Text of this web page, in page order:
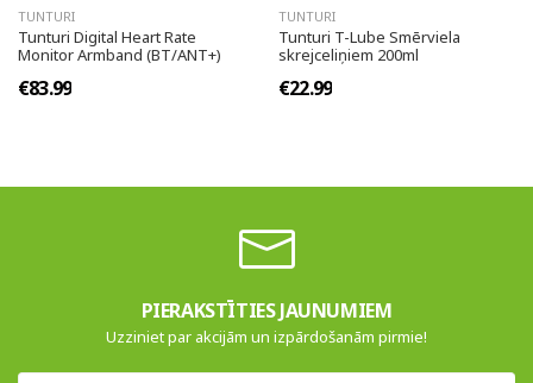
TUNTURI
Tunturi Digital Heart Rate
Monitor Armband (BT/ANT+)
€83.99
TUNTURI
Tunturi T-Lube Smērviela
skrejceliņiem 200ml
€22.99
PIERAKSTĪTIES JAUNUMIEM
Uzziniet par akcijām un izpārdošanām pirmie!